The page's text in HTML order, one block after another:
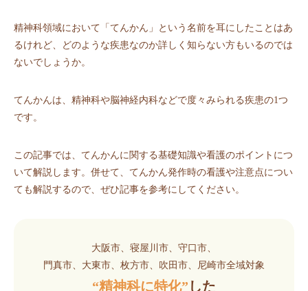
精神科領域において「てんかん」という名前を耳にしたことはあ
るけれど、どのような疾患なのか詳しく知らない方もいるのでは
ないでしょうか。
てんかんは、精神科や脳神経内科などで度々みられる疾患の1つ
です。
この記事では、てんかんに関する基礎知識や看護のポイントにつ
いて解説します。併せて、てんかん発作時の看護や注意点につい
ても解説するので、ぜひ記事を参考にしてください。
大阪市、寝屋川市、守口市、
門真市、大東市、枚方市、吹田市、尼崎市全域対象
“精神科に特化” した